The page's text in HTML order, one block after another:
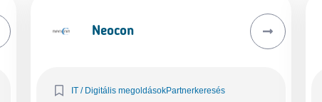
Neocon
IT / Digitális megoldásokPartnerkeresés